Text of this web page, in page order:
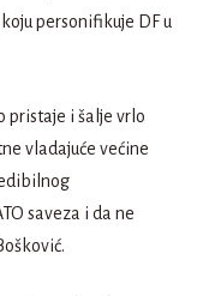
personifikuje DF u
pristaje i šalje vrlo
vladajuće većine
saveza i da ne